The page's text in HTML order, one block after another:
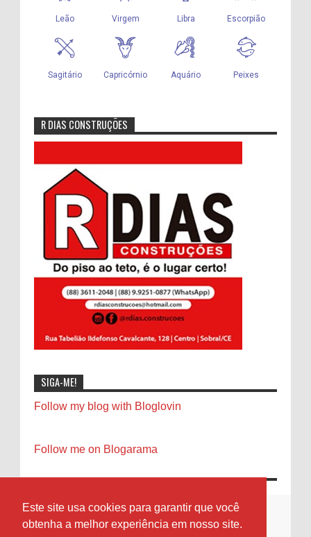
Este site usa cookies para garantir que você
obtenha a melhor experiência em nosso site.
R DIAS CONSTRUÇÕES
SIGA-ME!
Follow my blog with Bloglovin
Follow me on Blogarama